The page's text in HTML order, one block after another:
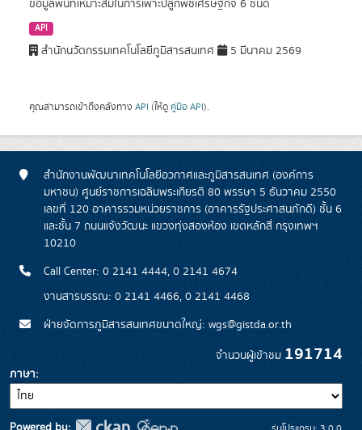
ข้อมูลพื้นที่เหมาะสมในการเพาะปลูกพืชเศรษฐกิจ 6 ชนิด
API
สำนักนวัตกรรมเทคโนโลยีภูมิสารสนเทศ 5 มีนาคม 2569
คุณสามารถเข้าถึงคลังทาง API (ให้ดู คู่มือ API).
สำนักงานพัฒนาเทคโนโลยีอวกาศและภูมิสารสนเทศ (องค์การ
มหาชน) ศูนย์ราชการเฉลิมพระเกียรติ 80 พรรษา 5 ธันวาคม 2550
เลขที่ 120 อาคารรวมหน่วยราชการ (อาคารรัฐประศาสนภักดี) ชั้น 6
และชั้น 7 ถนนแจ้งวัฒนะ แขวงทุ่งสองห้อง เขตหลักสี่ กรุงเทพฯ
10210
Call Center: 0 2141 4444, 0 2141 4674
งานสารบรรณ: 0 2141 4466, 0 2141 4468
ฝ่ายจัดการภูมิสารสนเทศขนาดใหญ่: wgs@gistda.or.th
จำนวนผู้เข้าชม 191714
ภาษา